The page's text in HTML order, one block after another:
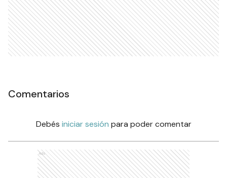
Comentarios
Debés iniciar sesión para poder comentar
Ads